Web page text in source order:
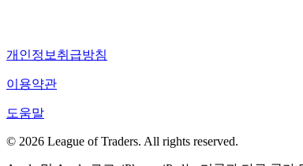
개인정보취급방침
이용약관
도움말
© 2026 League of Traders. All rights reserved.